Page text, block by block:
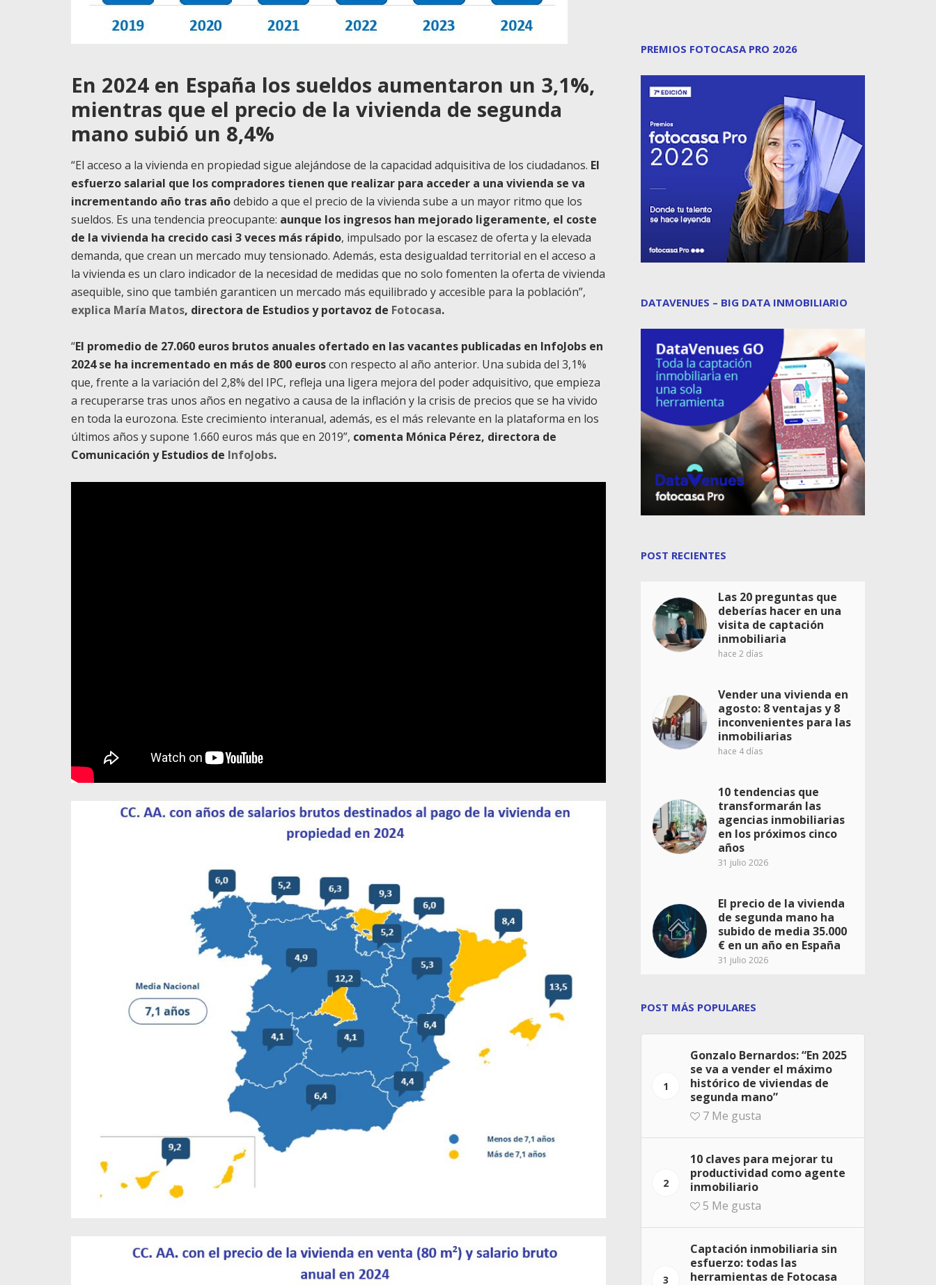
En 2024 en España los sueldos aumentaron un 3,1%,
mientras que el precio de la vivienda de segunda
mano subió un 8,4%
“El acceso a la vivienda en propiedad sigue alejándose de la capacidad adquisitiva de los ciudadanos. El
esfuerzo salarial que los compradores tienen que realizar para acceder a una vivienda se va
incrementando año tras añodebido a que el precio de la vivienda sube a un mayor ritmo que los
sueldos. Es una tendencia preocupante: aunque los ingresos han mejorado ligeramente, el coste
de la vivienda ha crecido casi 3 veces más rápido, impulsado por la escasez de oferta y la elevada
demanda, que crean un mercado muy tensionado. Además, esta desigualdad territorial en el acceso a
la vivienda es un claro indicador de la necesidad de medidas que no solo fomenten la oferta de vivienda
asequible, sino que también garanticen un mercado más equilibrado y accesible para la población”,
explica María Matos, directora de Estudios y portavoz de Fotocasa.
“El promedio de 27.060 euros brutos anuales ofertado en las vacantes publicadas en InfoJobs en
2024 se ha incrementado en más de 800 euroscon respecto al año anterior. Una subida del 3,1%
que, frente a la variación del 2,8% del IPC, refleja una ligera mejora del poder adquisitivo, que empieza
a recuperarse tras unos años en negativo a causa de la inflación y la crisis de precios que se ha vivido
en toda la eurozona. Este crecimiento interanual, además, es el más relevante en la plataforma en los
últimos años y supone 1.660 euros más que en 2019”, comenta Mónica Pérez, directora de
Comunicación y Estudios de InfoJobs.
PREMIOS FOTOCASA PRO 2026
DATAVENUES – BIG DATA INMOBILIARIO
POST RECIENTES
Las 20 preguntas que
deberías hacer en una
visita de captación
inmobiliaria
hace 2 días
Vender una vivienda en
agosto: 8 ventajas y 8
inconvenientes para las
inmobiliarias
hace 4 días
10 tendencias que
transformarán las
agencias inmobiliarias
en los próximos cinco
años
31 julio 2026
El precio de la vivienda
de segunda mano ha
subido de media 35.000
€ en un año en España
31 julio 2026
POST MÁS POPULARES
1
Gonzalo Bernardos: “En 2025
se va a vender el máximo
histórico de viviendas de
segunda mano”
7 Me gusta
2
10 claves para mejorar tu
productividad como agente
inmobiliario
5 Me gusta
3
Captación inmobiliaria sin
esfuerzo: todas las
herramientas de Fotocasa